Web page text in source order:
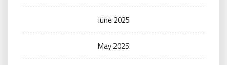
June 2025
May 2025